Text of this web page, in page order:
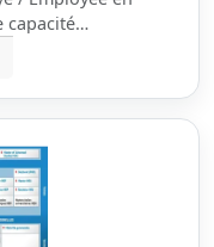
capacité…